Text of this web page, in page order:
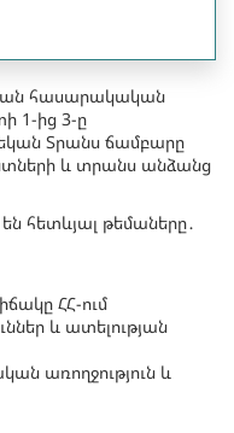
հասարակական
1-ից 3-ը
Տրանս ճամբարը
և տրանս անձանց
հետևյալ թեմաները․
ՀՀ-ում
և ատելության
առողջություն և